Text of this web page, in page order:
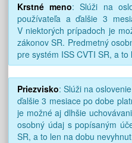
Krstné meno: Slúži na
používateľa a ďalšie 3
V niektorých prípadoch je
zákonov SR. Predmetný
pre systém ISS CVTI SR, a
Priezvisko: Slúži na
ďalšie 3 mesiace po dobe
je možné aj dlhšie
osobný údaj s popísaným
SR, a to len na dobu